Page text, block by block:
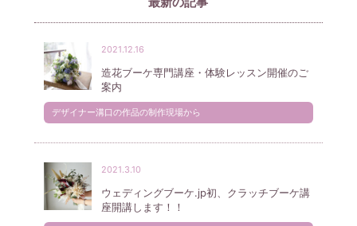
2021.12.16
造花ブーケ専門講座・体験レッスン開催のご
案内
デザイナー溝口の作品の制作現場から
2021.3.10
ウェディングブーケ.jp初、クラッチブーケ講
座開講します！！